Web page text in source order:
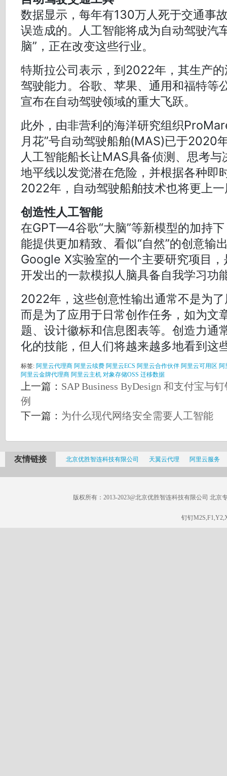
数据显示，每年有130万人死于交通事
误造成的。人工智能将成为自动驾驶汽
脑”，正在改变这些行业。
特斯拉公司表示，到2022年，其生产
驾驶能力。谷歌、苹果、通用和福特等
宣布在自动驾驶领域的重大飞跃。
此外，由非营利的海洋研究组织
月花”号自动驾驶船舶(MAS)已于2020
人工智能船长让MAS具备侦测、思考
地平线以发觉潜在危险，并根据各种即
2022年，自动驾驶船舶技术也将更上
创造性人工智能
在GPT—4谷歌“大脑”等新模型的加持
能提供更加精致、看似“自然”的创意输
Google X实验室的一个主要研究项目
开发出的一款模拟人脑具备自我学习功
2022年，这些创意性输出通常不是为
而是为了应用于日常创作任务，如为文
题、设计徽标和信息图表等。创造力通
化的技能，但人们将越来越多地看到这
标签: 阿里云代理商 阿里云续费 阿里云ECS 阿里云合作伙伴 阿里云可用区 阿
阿里云金牌代理商 阿里云主机 对象存储OSS 迁移数据
上一篇： SAP Business ByDesign 和支付宝与
例
下一篇： 为什么现代网络安全需要人工智能
友情链接 北京优胜智连科技有限公司 天翼云代理 阿里云服务
版权所有：2013-2023@北京优胜智连科技有限公司 北京
钉钉